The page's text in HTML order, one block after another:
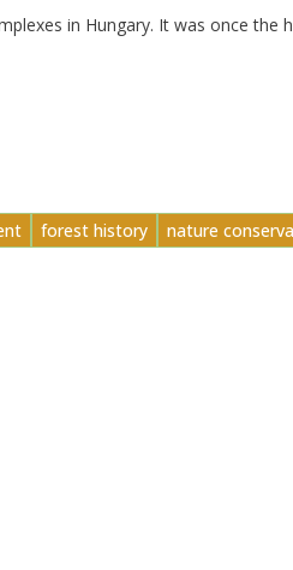
in Hungary. It was once the
forest history nature